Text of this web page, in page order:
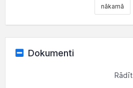
nākamā
Dokumenti
Rādīt